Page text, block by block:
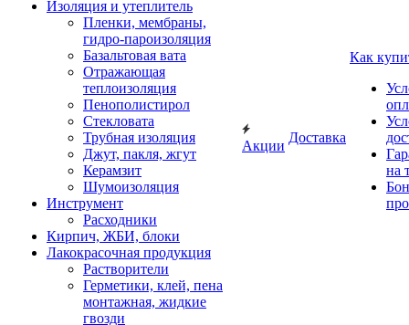
Изоляция и утеплитель
Пленки, мембраны,
гидро-пароизоляция
Базальтовая вата
Отражающая
теплоизоляция
Пенополистирол
Стекловата
Трубная изоляция
Джут, пакля, жгут
Керамзит
Шумоизоляция
Инструмент
Расходники
Кирпич, ЖБИ, блоки
Лакокрасочная продукция
Растворители
Герметики, клей, пена
монтажная, жидкие
гвозди
Акции
Доставка
Как
на